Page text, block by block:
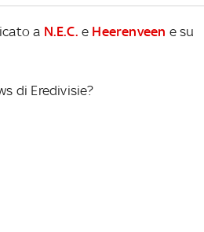
a N.E.C. e Heerenveen e su
di Eredivisie?